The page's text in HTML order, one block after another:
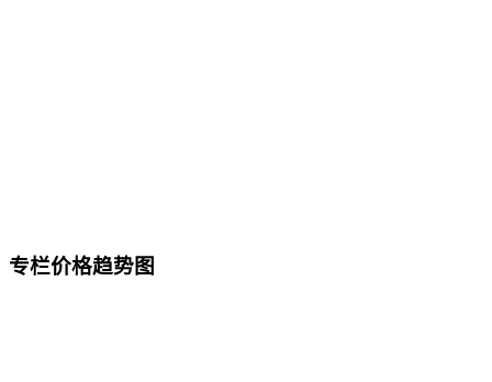
专栏价格趋势图